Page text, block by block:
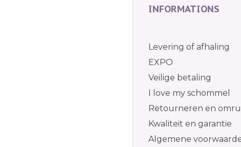
INFORMATIONS
Levering of afhaling
EXPO
Veilige betaling
I love my schommel
Retourneren en
Kwaliteit en garantie
Algemene